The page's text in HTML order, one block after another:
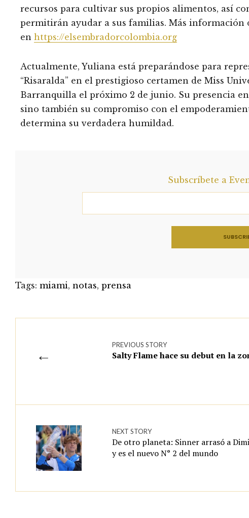
recursos para cultivar sus propios alimentos, así
permitirán ayudar a sus familias. Más información
en https://elsembradorcolombia.org
Actualmente, Yuliana está preparándose para
“Risaralda” en el prestigioso certamen de Miss
Barranquilla el próximo 2 de junio. Su presencia
sino también su compromiso con el
determina su verdadera humildad.
Subscríbete a
Tags: miami, notas, prensa
←
PREVIOUS STORY
Salty Flame hace su debut en la
NEXT STORY
De otro planeta: Sinner arrasó a
y es el nuevo N° 2 del mundo